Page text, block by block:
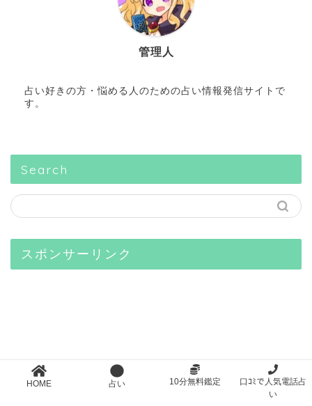
管理人
占い好きの方・悩める人のための占い情報発信サイトで
す。
Search
スポンサーリンク
HOME 占い 10分無料鑑定
口ｺﾐで人気電話占
い